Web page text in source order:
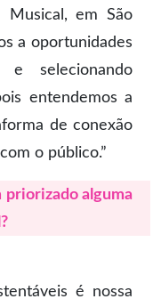
Musical, em São
a oportunidades
e selecionando
entendemos a
de conexão
o público.”
priorizado alguma
é nossa